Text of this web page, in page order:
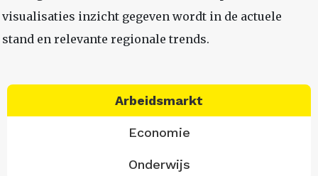
visualisaties inzicht gegeven wordt in de actuele
stand en relevante regionale trends.
Arbeidsmarkt
Economie
Onderwijs